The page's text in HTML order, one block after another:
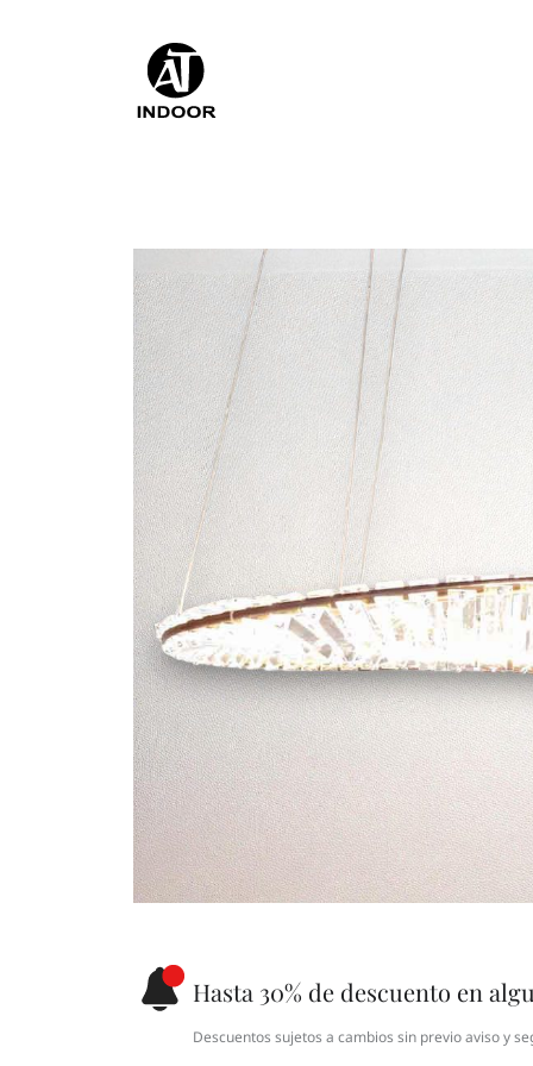
Hasta 30% de descuento en
Descuentos sujetos a cambios sin previo aviso y